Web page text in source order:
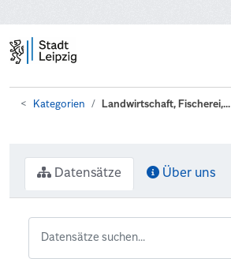
Kategorien Landwirtschaft, Fischerei,...
Datensätze Über uns